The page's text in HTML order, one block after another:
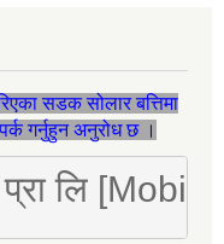
सडक सोलार बत्तिमा
गर्नुहुन अनुरोध छ ।
प्रा लि